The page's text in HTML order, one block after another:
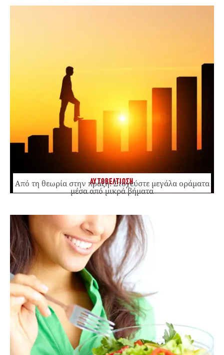
ΑΥΤΟΒΕΛΤΙΩΣΗ
Από τη θεωρία στην πράξη: Στοχεύστε μεγάλα οράματα
μέσα από μικρά βήματα